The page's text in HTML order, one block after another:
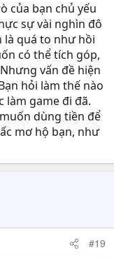
của bạn chủ yếu
sự vài nghìn đô
là quá to như hồi
có thể tích góp,
vấn đề hiện
hỏi làm thế nào
làm game đi đã.
dùng tiền để
mơ hộ bạn, như
#19